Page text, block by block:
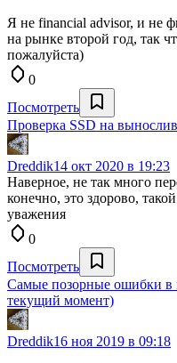
Я не financial advisor, и не
на рынке второй год, так
пожалуйста)
0
Посмотреть
Проверка SSD на
Dreddik14 окт 2020 в 19:23
Наверное, не так много
конечно, это здорово,
уважения
0
Посмотреть
Самые позорные ошибки в
текущий момент)
Dreddik16 ноя 2019 в 09:18